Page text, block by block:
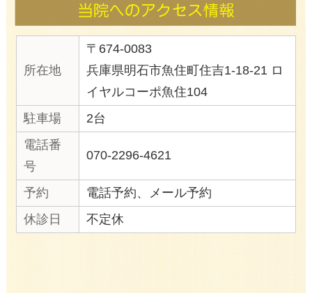
いうイメージがあるかもしれませ
市・加古川市・魚住駅のあすらく
正はソフトな施術となっておりま
の負担はほとんどありません。
また即効性があるため、その場で
るのも特徴の1つ。
顔の大きさが小さくなるだけでは
謝・新陳代謝がアップすることで
イエット効果も得られます。